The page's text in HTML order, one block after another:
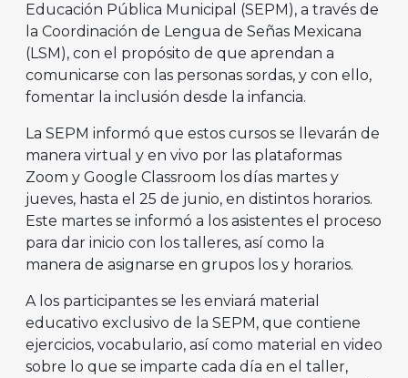
Educación Pública Municipal (SEPM), a través de
la Coordinación de Lengua de Señas Mexicana
(LSM), con el propósito de que aprendan a
comunicarse con las personas sordas, y con ello,
fomentar la inclusión desde la infancia.
La SEPM informó que estos cursos se llevarán de
manera virtual y en vivo por las plataformas
Zoom y Google Classroom los días martes y
jueves, hasta el 25 de junio, en distintos horarios.
Este martes se informó a los asistentes el proceso
para dar inicio con los talleres, así como la
manera de asignarse en grupos los y horarios.
A los participantes se les enviará material
educativo exclusivo de la SEPM, que contiene
ejercicios, vocabulario, así como material en video
sobre lo que se imparte cada día en el taller,